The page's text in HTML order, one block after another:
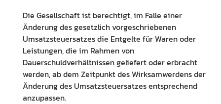
Die Gesellschaft ist berechtigt, im Falle einer
Änderung des gesetzlich vorgeschriebenen
Umsatzsteuersatzes die Entgelte für Waren oder
Leistungen, die im Rahmen von
Dauerschuldverhältnissen geliefert oder erbracht
werden, ab dem Zeitpunkt des Wirksamwerdens der
Änderung des Umsatzsteuersatzes entsprechend
anzupassen.